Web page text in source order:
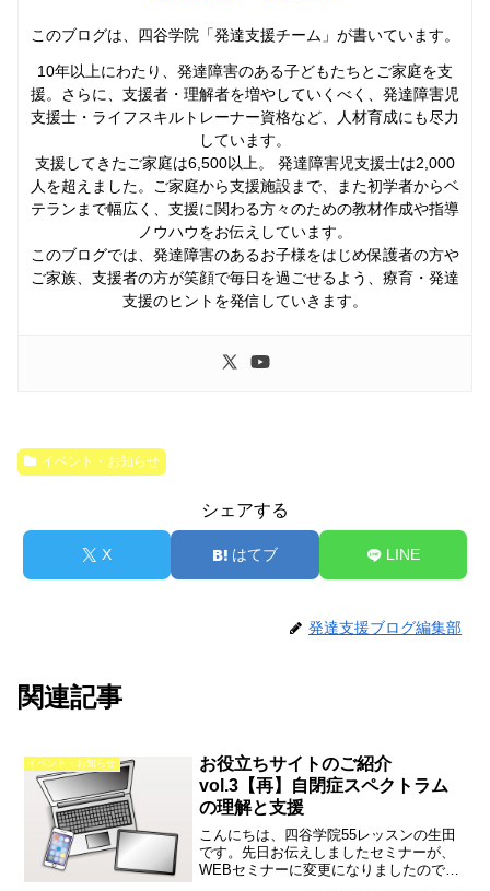
このブログは、四谷学院「発達支援チーム」 が書いています。
10年以上にわたり、発達障害のある子どもたちとご家庭を支
援。さらに、支援者・理解者を増やしていくべく、発達障害児
支援士・ライフスキルトレーナー資格など、人材育成にも尽力
しています。
支援してきたご家庭は6,500以上。 発達障害児支援士は2,000
人を超えました。ご家庭から支援施設まで、また初学者からベ
テランまで幅広く、支援に関わる方々のための教材作成や指導
ノウハウをお伝えしています。
このブログでは、発達障害のあるお子様をはじめ保護者の方や
ご家族、支援者の方が笑顔で毎日を過ごせるよう、療育・発達
支援のヒントを発信していきます。
イベント・お知らせ
シェアする
X はてブ LINE
発達支援ブログ編集部
関連記事
イベント・お知らせ
お役立ちサイトのご紹介
vol.3【再】自閉症スペクトラム
の理解と支援
こんにちは、四谷学院55レッスンの生田
です。先日お伝えしましたセミナーが、
WEBセミナーに変更になりましたのでお